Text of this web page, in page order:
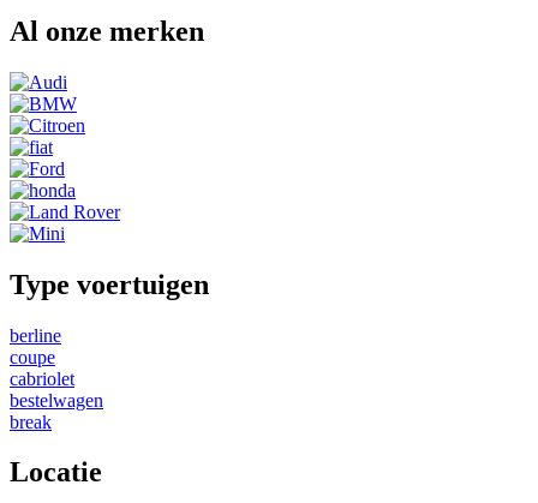
Al onze merken
Type voertuigen
berline
coupe
cabriolet
bestelwagen
break
Locatie